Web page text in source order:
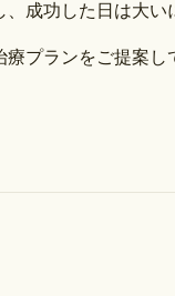
成功した日は大
プランをご提案し